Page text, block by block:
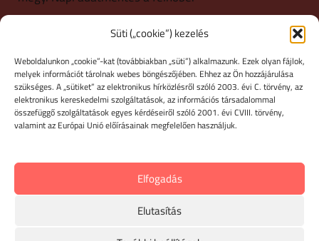
Süti („cookie”) kezelés
Weboldalunkon „cookie”-kat (továbbiakban „süti”) alkalmazunk. Ezek olyan fájlok,
melyek információt tárolnak webes böngészőjében. Ehhez az Ön hozzájárulása
szükséges. A „sütiket” az elektronikus hírközlésről szóló 2003. évi C. törvény, az
elektronikus kereskedelmi szolgáltatások, az információs társadalommal
összefüggő szolgáltatások egyes kérdéseiről szóló 2001. évi CVIII. törvény,
valamint az Európai Unió előírásainak megfelelően használjuk.
Elfogadás
Elutasítás
IRÁNY AZ ÚTNYILVÁNTARTÁS